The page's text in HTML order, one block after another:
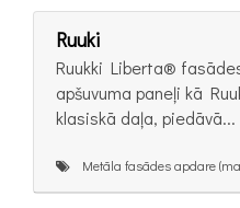
Ruuki
Ruukki Liberta®
apšuvuma paneļi kā
klasiskā daļa, piedāvā...
Metāla fasādes apdare